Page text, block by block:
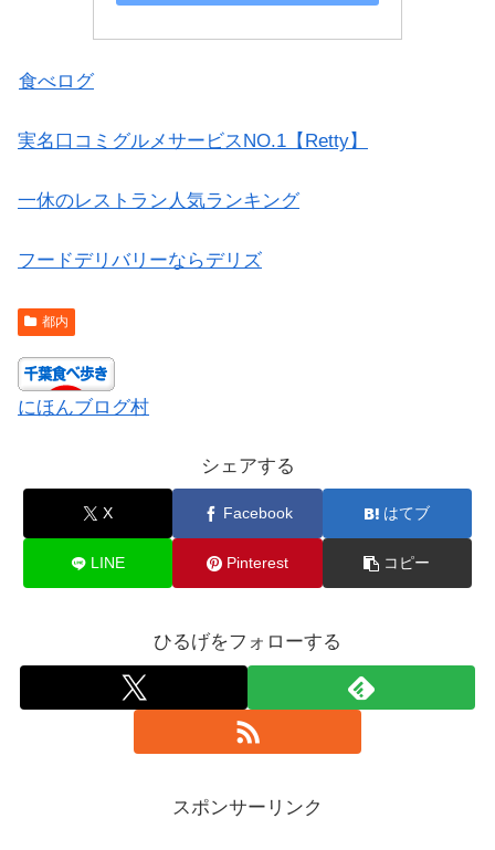
食べログ
実名口コミグルメサービスNO.1【Retty】
一休のレストラン人気ランキング
フードデリバリーならデリズ
都内
にほんブログ村
シェアする
X Facebook はてブ
LINE Pinterest コピー
ひるげをフォローする
スポンサーリンク